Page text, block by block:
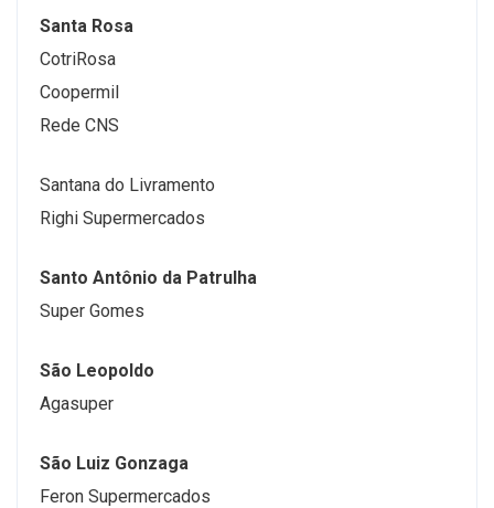
Santa Rosa
CotriRosa
Coopermil
Rede CNS
Santana do Livramento
Righi Supermercados
Santo Antônio da Patrulha
Super Gomes
São Leopoldo
Agasuper
São Luiz Gonzaga
Feron Supermercados